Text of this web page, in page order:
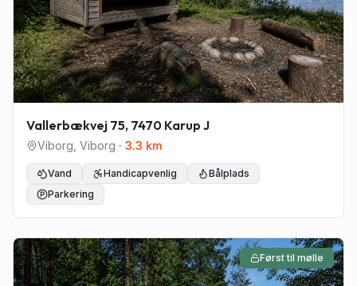
Vallerbækvej 75, 7470 Karup J
Viborg Viborg · 3.3 km
Vand Handicapvenlig
Bålplads
Parkering
Først til mølle